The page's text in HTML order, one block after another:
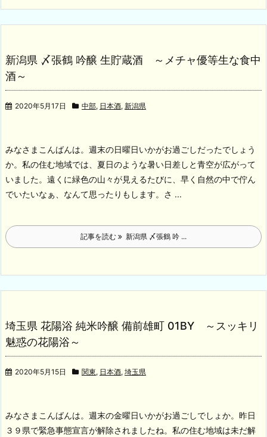
新潟県 〆張鶴 吟醸 生貯蔵酒 ～メチャ優等生な食中
酒～
2020年5月17日 中部, 日本酒, 新潟県
みなさまこんばんは。週末の日曜日いかがお過ごしだったでしょう
か。私の住む地域では、夏日のような暑い日差しと青空が広がって
いました。遠くに緑色の山々が見えるたびに、早く自然の中で佇ん
でいたいなぁ、なんて思ったりもします。 さ ...
記事を読む 新潟県 〆張鶴 吟 ...
埼玉県 花陽浴 純米吟醸 備前雄町 01BY ～スッキリ
魅惑の花陽浴～
2020年5月15日 関東, 日本酒, 埼玉県
みなさまこんばんは。週末の金曜日いかがお過ごしでしょか。昨日
３９県で緊急事態宣言が解除されましたね。私の住む地域は未だ解